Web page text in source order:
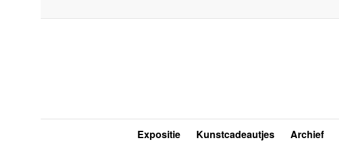
Expositie Kunstcadeautjes Archief